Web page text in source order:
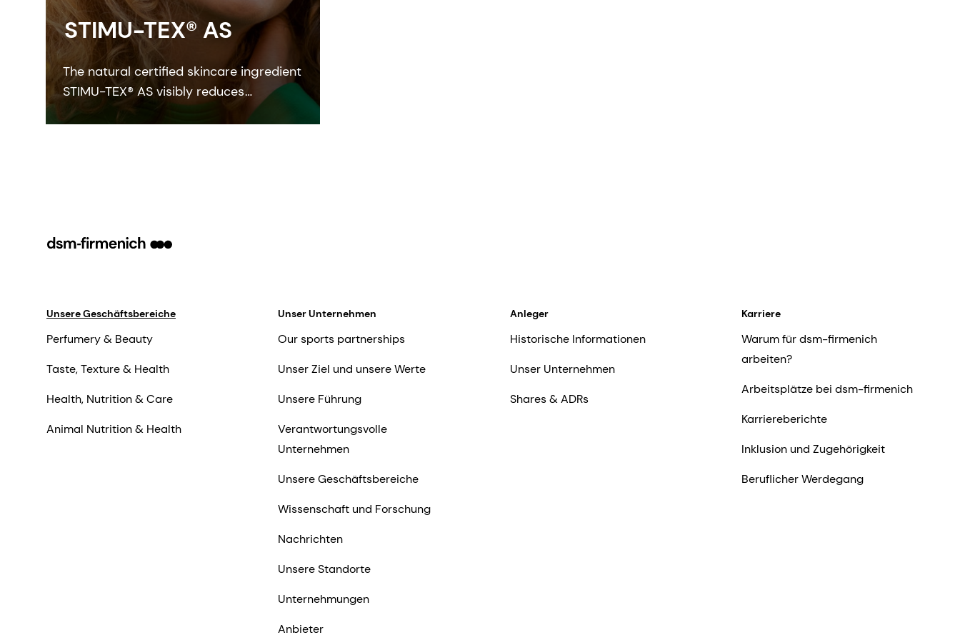
STIMU-TEX® AS
The natural certified skincare ingredient
STIMU-TEX® AS visibly reduces
histamine-related symptoms like
Unsere Geschäftsbereiche
Perfumery & Beauty
Taste, Texture & Health
Health, Nutrition & Care
Animal Nutrition & Health
Unser Unternehmen
Our sports partnerships
Unser Ziel und unsere Werte
Unsere Führung
Verantwortungsvolle
Unternehmen
Unsere Geschäftsbereiche
Wissenschaft und Forschung
Nachrichten
Unsere Standorte
Unternehmungen
Anbieter
Anleger
Historische Informationen
Unser Unternehmen
Shares & ADRs
Karriere
Warum für dsm-firmenich
arbeiten?
Arbeitsplätze bei dsm-firmenich
Karriereberichte
Inklusion und Zugehörigkeit
Beruflicher Werdegang